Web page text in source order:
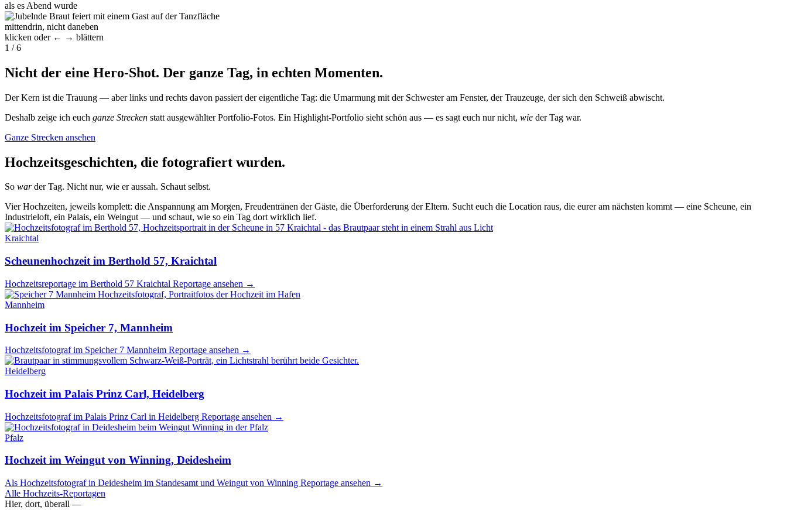
als es Abend wurde
mittendrin, nicht daneben
klicken oder ← → blättern
1 / 6
Nicht der eine Hero-Shot. Der ganze Tag, in echten Momenten.
Der Kern ist die Trauung — aber links und rechts davon passiert der eigentliche Tag: die Umarmung mit der Schwester am Fenster, der Trauzeuge, der sich den Schweiß abwischt.
Deshalb zeige ich euch ganze Strecken statt ausgewählter Portfolio-Fotos. Ein Highlight-Portfolio sieht schön aus — es sagt euch nur nicht, wie der Tag war.
Ganze Strecken ansehen
Hochzeitsgeschichten, die fotografiert wurden.
So warder Tag. Nicht nur, wie er aussah. Schaut selbst.
Vier Hochzeiten, jeweils komplett: die Anspannung am Morgen, Freudentränen der Gäste, die Überforderung der Eltern. Sucht euch die Location raus, die eurer am nächsten kommt — eine Scheune, ein
Industrieloft, ein Palais, ein Weingut — und schaut, wie so ein Tag dort wirklich lief.
Kraichtal
Scheunenhochzeit im Berthold 57, Kraichtal
Hochzeitsreportage im Berthold 57 Kraichtal Reportage ansehen →
Mannheim
Hochzeit im Speicher 7, Mannheim
Hochzeitsfotograf im Speicher 7 Mannheim Reportage ansehen →
Heidelberg
Hochzeit im Palais Prinz Carl, Heidelberg
Hochzeitsfotograf im Palais Prinz Carl in Heidelberg Reportage ansehen →
Pfalz
Hochzeit im Weingut von Winning, Deidesheim
Als Hochzeitsfotograf in Deidesheim im Standesamt und Weingut von Winning Reportage ansehen →
Alle Hochzeits-Reportagen
Hier, dort, überall —